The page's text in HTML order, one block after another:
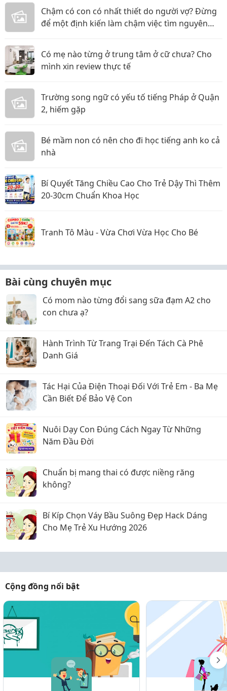
Chậm có con có nhất thiết do người vợ? Đừng
để một định kiến làm chậm việc tìm nguyên
Có mẹ nào từng ở trung tâm ở cữ chưa? Cho
mình xin review thực tế
Trường song ngữ có yếu tố tiếng Pháp ở Quận
2, hiếm gặp
Bé mầm non có nên cho đi học tiếng anh ko cả
nhà
Bí Quyết Tăng Chiều Cao Cho Trẻ Dậy Thì Thêm
20-30cm Chuẩn Khoa Học
Tranh Tô Màu - Vừa Chơi Vừa Học Cho Bé
Bài cùng chuyên mục
Có mom nào từng đổi sang sữa đạm A2 cho
con chưa ạ?
Hành Trình Từ Trang Trại Đến Tách Cà Phê
Danh Giá
Tác Hại Của Điện Thoại Đối Với Trẻ Em - Ba Mẹ
Cần Biết Để Bảo Vệ Con
Nuôi Dạy Con Đúng Cách Ngay Từ Những
Năm Đầu Đời
Chuẩn bị mang thai có được niềng răng
không?
Bí Kíp Chọn Váy Bầu Suông Đẹp Hack Dáng
Cho Mẹ Trẻ Xu Hướng 2026
Cộng đồng nổi bật